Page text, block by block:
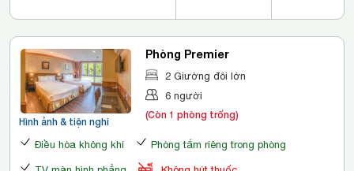
Hình ảnh & tiện nghi
Phòng Premier
2 Giường đôi lớn
6 người
(Còn 1 phòng trống)
Điều hòa không khí Phòng tắm riêng trong phòng